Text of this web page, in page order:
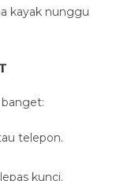
kayak nunggu
telepon.
kunci.